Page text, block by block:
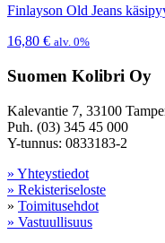
Finlayson Old Jeans
16,80 € alv. 0%
Suomen Kolibri Oy
Kalevantie 7, 33100
Puh. (03) 345 45 000
Y-tunnus: 0833183-2
» Yhteystiedot
» Rekisteriseloste
» Toimitusehdot
» Vastuullisuus